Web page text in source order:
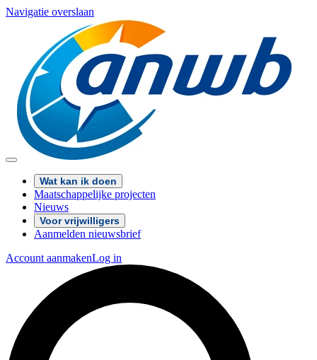
Navigatie overslaan
Wat kan ik doen
Maatschappelijke projecten
Nieuws
Voor vrijwilligers
Aanmelden nieuwsbrief
Account aanmakenLog in